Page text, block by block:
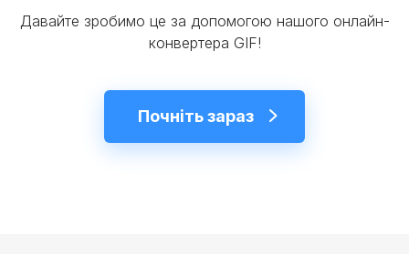
Давайте зробимо це за допомогою нашого онлайн-
конвертера GIF!
Почніть зараз